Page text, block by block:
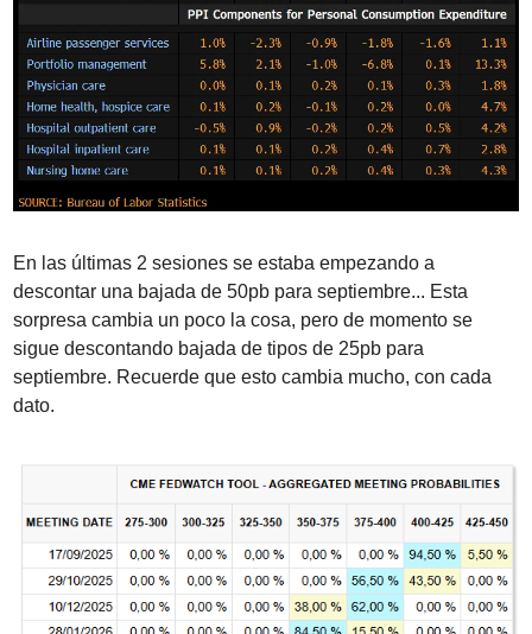
En las últimas 2 sesiones se estaba empezando a
descontar una bajada de 50pb para septiembre... Esta
sorpresa cambia un poco la cosa, pero de momento se
sigue descontando bajada de tipos de 25pb para
septiembre. Recuerde que esto cambia mucho, con cada
dato.